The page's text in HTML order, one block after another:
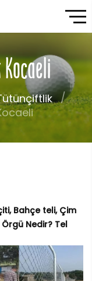
Bahçe teli, Çim
Nedir? Tel